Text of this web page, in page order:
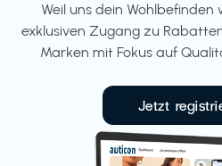
Weil uns dein
exklusiven Zugang zu
Marken mit Fokus auf
Jetzt